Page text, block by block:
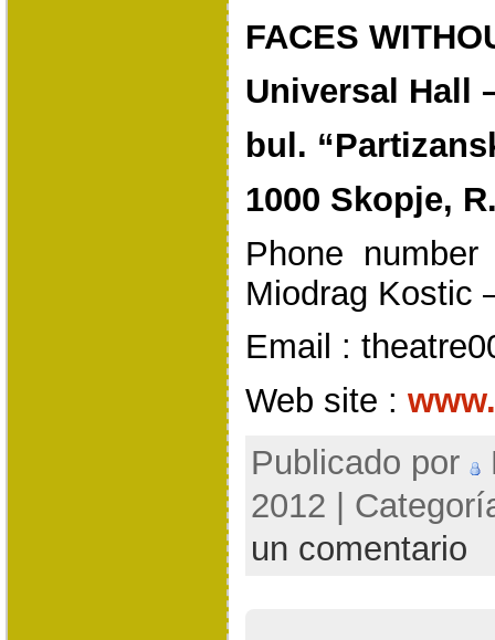
FACES
Universal Hall
bul.
1000 Skopje,
Phone
Miodrag Kostic
Email :
Web site :
Publicado por
2012 |
un comentario